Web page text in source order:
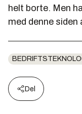
helt borte. Men
med denne
Del